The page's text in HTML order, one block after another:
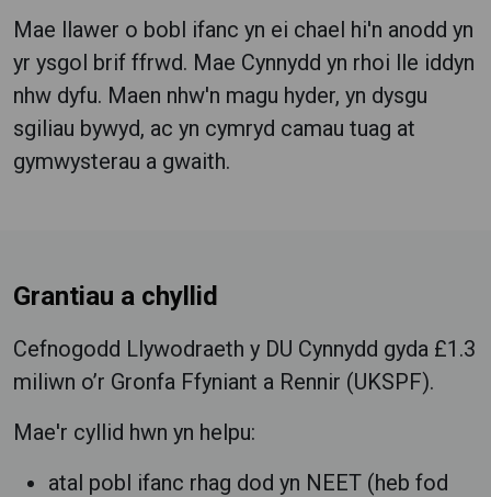
Mae llawer o bobl ifanc yn ei chael hi'n anodd yn
yr ysgol brif ffrwd. Mae Cynnydd yn rhoi lle iddyn
nhw dyfu. Maen nhw'n magu hyder, yn dysgu
sgiliau bywyd, ac yn cymryd camau tuag at
gymwysterau a gwaith.
Grantiau a chyllid
Cefnogodd Llywodraeth y DU Cynnydd gyda £1.3
miliwn o’r Gronfa Ffyniant a Rennir (UKSPF).
Mae'r cyllid hwn yn helpu:
atal pobl ifanc rhag dod yn NEET (heb fod